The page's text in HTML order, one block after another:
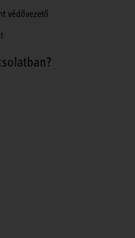
védővezető